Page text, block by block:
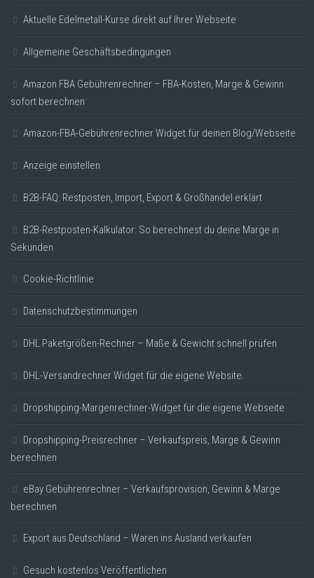
Aktuelle Edelmetall-Kurse direkt auf Ihrer Webseite
Allgemeine Geschäftsbedingungen
Amazon FBA Gebührenrechner – FBA-Kosten, Marge & Gewinn
sofort berechnen
Amazon-FBA-Gebührenrechner Widget für deinen Blog/Webseite
Anzeige einstellen
B2B-FAQ: Restposten, Import, Export & Großhandel erklärt
B2B-Restposten-Kalkulator: So berechnest du deine Marge in
Sekunden
Cookie-Richtlinie
Datenschutzbestimmungen
DHL Paketgrößen-Rechner – Maße & Gewicht schnell prüfen
DHL-Versandrechner Widget für die eigene Website.
Dropshipping-Margenrechner-Widget für die eigene Webseite
Dropshipping-Preisrechner – Verkaufspreis, Marge & Gewinn
berechnen
eBay Gebührenrechner – Verkaufsprovision, Gewinn & Marge
berechnen
Export aus Deutschland – Waren ins Ausland verkaufen
Gesuch kostenlos Veröffentlichen